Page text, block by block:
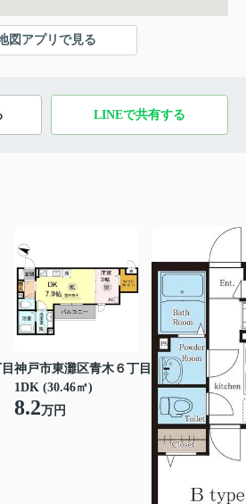
図アプリで見る
LINEで共有する
神戸市東灘区青木６丁目
1DK (30.46㎡)
8.2万円